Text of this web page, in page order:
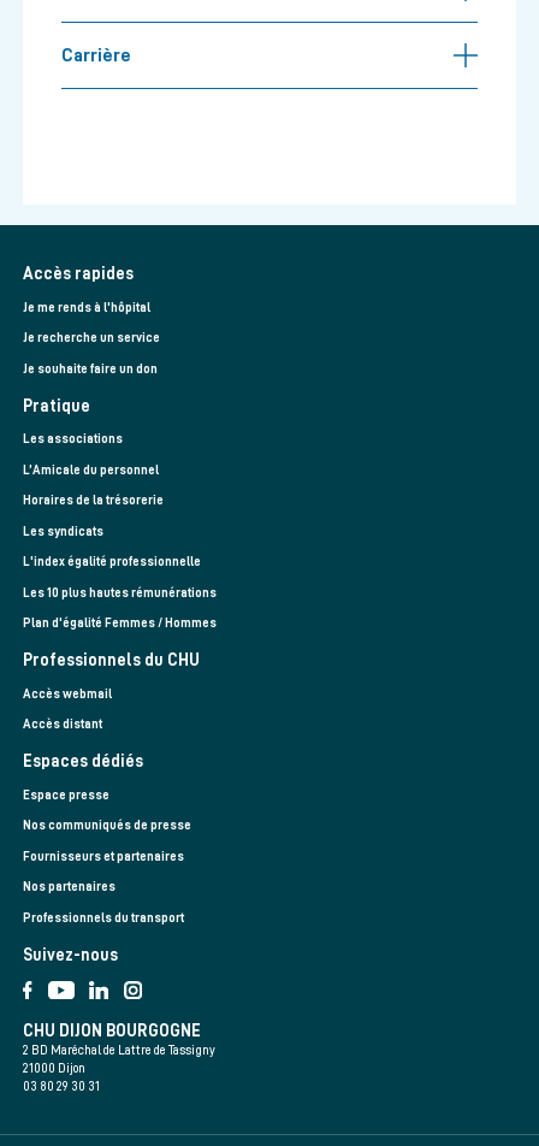
Carrière
Accès rapides
Je me rends à l'hôpital
Je recherche un service
Je souhaite faire un don
Pratique
Les associations
L’Amicale du personnel
Horaires de la trésorerie
Les syndicats
L'index égalité professionnelle
Les 10 plus hautes rémunérations
Plan d'égalité Femmes / Hommes
Professionnels du CHU
Accès webmail
Accès distant
Espaces dédiés
Espace presse
Nos communiqués de presse
Fournisseurs et partenaires
Nos partenaires
Professionnels du transport
Suivez-nous
CHU DIJON BOURGOGNE
2 BD Maréchal de Lattre de Tassigny
21000 Dijon
03 80 29 30 31